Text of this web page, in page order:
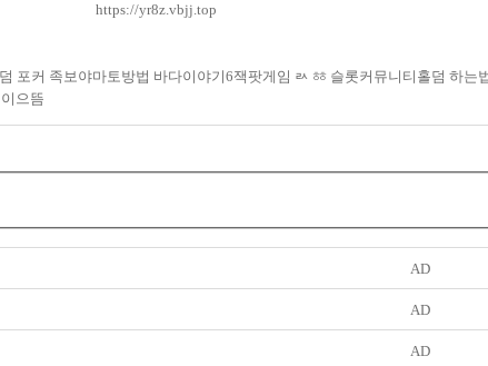
https://yr8z.vbjj.top
포커 족보야마토방법 바다이야기6잭팟게임 ㄽ ㆅ 슬롯커뮤니티홀덤 하
으뜸
AD
AD
AD